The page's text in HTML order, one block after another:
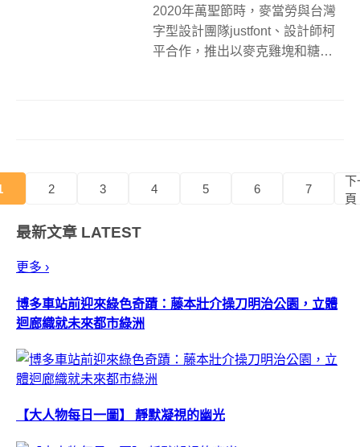
2020年萬聖節時，麥當勞與台灣
字型設計團隊justfont、設計師柯
平合作，推出以麥克雞塊和糖醋
2 3 4 5 6 7
下
頁
最新文章 LATEST
更多 ›
博多車站前迎來綠色奇蹟：藤本壯介操刀明治公園，立體
迴廊織就未來都市綠洲
【大人物每日一圖】 靜默凝視的幽光